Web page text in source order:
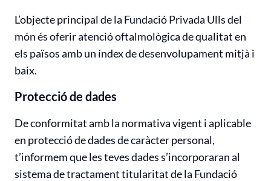
L’objecte principal de la Fundació Privada Ulls del
món és oferir atenció oftalmològica de qualitat en
els països amb un índex de desenvolupament mitjà i
baix.
Protecció de dades
De conformitat amb la normativa vigent i aplicable
en protecció de dades de caràcter personal,
t’informem que les teves dades s’incorporaran al
sistema de tractament titularitat de la Fundació